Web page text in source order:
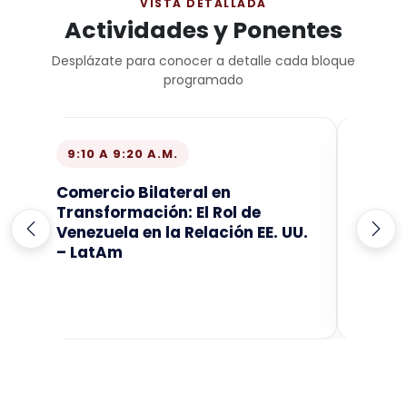
VISTA DETALLADA
Actividades y Ponentes
Desplázate para conocer a detalle cada bloque
programado
9:10 A 9:20 A.M.
Comercio Bilateral en
Transformación: El Rol de
Venezuela en la Relación EE. UU.
– LatAm